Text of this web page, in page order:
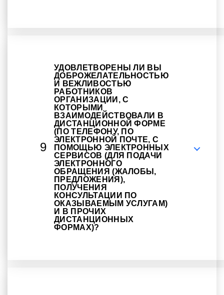
9
УДОВЛЕТВОРЕНЫ ЛИ ВЫ
ДОБРОЖЕЛАТЕЛЬНОСТЬЮ
И ВЕЖЛИВОСТЬЮ
РАБОТНИКОВ
ОРГАНИЗАЦИИ, С
КОТОРЫМИ
ВЗАИМОДЕЙСТВОВАЛИ В
ДИСТАНЦИОННОЙ ФОРМЕ
(ПО ТЕЛЕФОНУ, ПО
ЭЛЕКТРОННОЙ ПОЧТЕ, С
ПОМОЩЬЮ ЭЛЕКТРОННЫХ
СЕРВИСОВ (ДЛЯ ПОДАЧИ
ЭЛЕКТРОННОГО
ОБРАЩЕНИЯ (ЖАЛОБЫ,
ПРЕДЛОЖЕНИЯ),
ПОЛУЧЕНИЯ
КОНСУЛЬТАЦИИ ПО
ОКАЗЫВАЕМЫМ УСЛУГАМ)
И В ПРОЧИХ
ДИСТАНЦИОННЫХ
ФОРМАХ)?